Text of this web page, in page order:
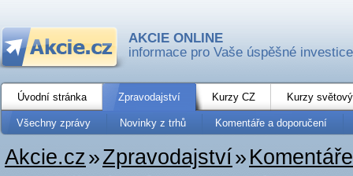
AKCIE ONLINE
informace pro Vaše úspěšné investice
Úvodní stránka Zpravodajství Kurzy CZ Kurzy
Všechny zprávy Novinky z trhů Komentáře a doporučení
Akcie.cz»Zpravodajství»